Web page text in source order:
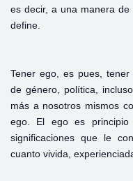
es decir, a una manera
define.
Tener ego, es pues, tener
de género, política,
más a nosotros mismos
ego. El ego es
significaciones que le
cuanto vivida,